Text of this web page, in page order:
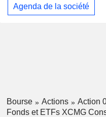
Agenda de la société
Bourse Actions
Action
Fonds et ETFs XCMG